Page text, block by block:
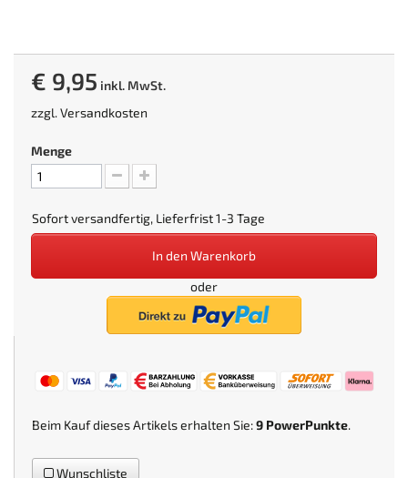
€ 9,95 inkl. MwSt.
zzgl.Versandkosten
Menge
Sofort versandfertig, Lieferfrist 1-3 Tage
In den Warenkorb
oder
Beim Kauf dieses Artikels erhalten Sie:9 PowerPunkte.
Wunschliste